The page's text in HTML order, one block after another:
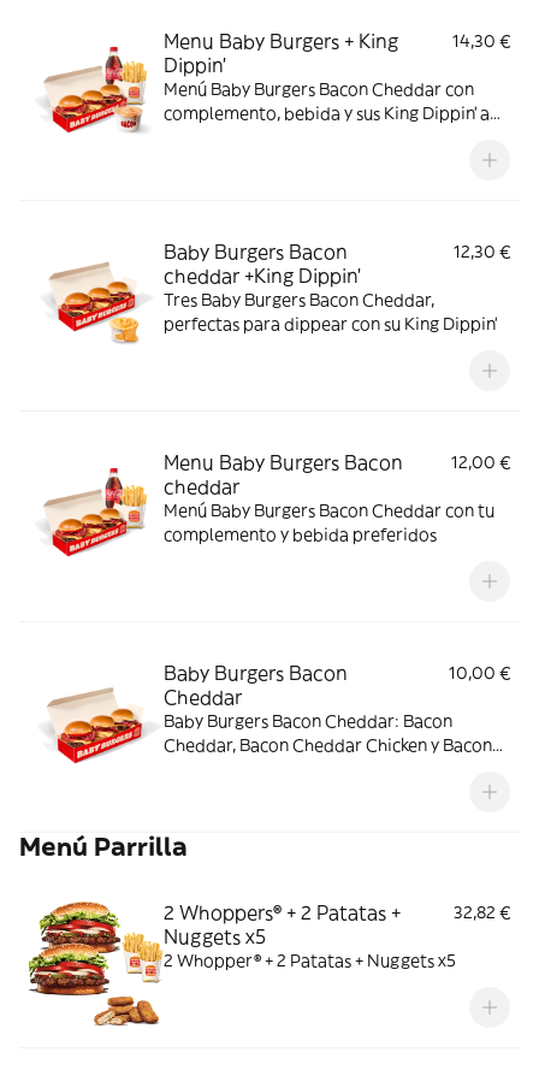
Menu Baby Burgers + King
Dippin’
14,30 €
Menú Baby Burgers Bacon Cheddar con
complemento, bebida y sus King Dippin’ a
Baby Burgers Bacon
cheddar +King Dippin’
12,30 €
Tres Baby Burgers Bacon Cheddar,
perfectas para dippear con su King Dippin’
Menu Baby Burgers Bacon
cheddar
12,00 €
Menú Baby Burgers Bacon Cheddar con tu
complemento y bebida preferidos
Baby Burgers Bacon
Cheddar
10,00 €
Baby Burgers Bacon Cheddar: Bacon
Cheddar, Bacon Cheddar Chicken y Bacon
Menú Parrilla
2 Whoppers® + 2 Patatas +
Nuggets x5
32,82 €
2 Whopper® + 2 Patatas + Nuggets x5